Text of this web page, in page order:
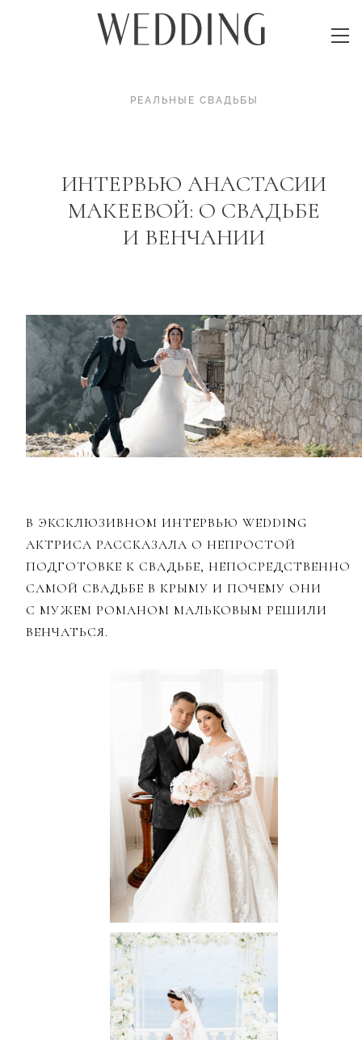
РЕАЛЬНЫЕ СВАДЬБЫ
ИНТЕРВЬЮ АНАСТАСИИ
МАКЕЕВОЙ: О СВАДЬБЕ
И ВЕНЧАНИИ
В ЭКСКЛЮЗИВНОМ ИНТЕРВЬЮ WEDDING
АКТРИСА РАССКАЗАЛА О НЕПРОСТОЙ
ПОДГОТОВКЕ К СВАДЬБЕ, НЕПОСРЕДСТВЕННО
САМОЙ СВАДЬБЕ В КРЫМУ И ПОЧЕМУ ОНИ
С МУЖЕМ РОМАНОМ МАЛЬКОВЫМ РЕШИЛИ
ВЕНЧАТЬСЯ.